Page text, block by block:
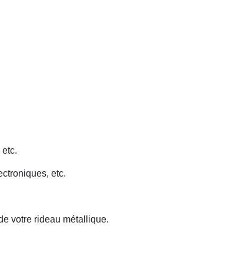
etc.
votre rideau métallique.